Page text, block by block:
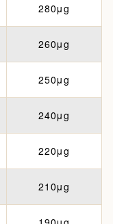
280μg
260μg
250μg
240μg
220μg
210μg